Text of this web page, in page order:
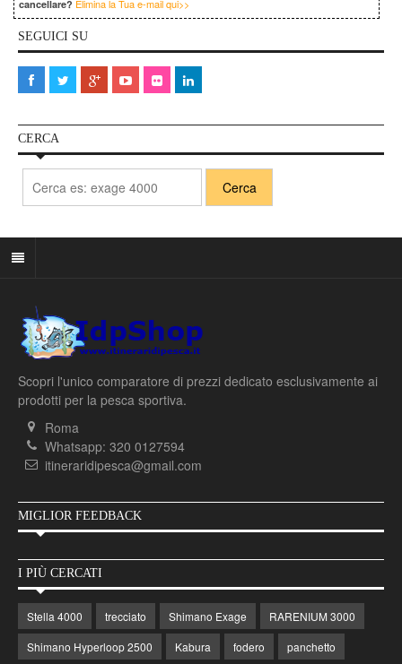
cancellare? Elimina la Tua e-mail qui>>
SEGUICI SU
CERCA
Scopri l'unico comparatore di prezzi dedicato esclusivamente ai
prodotti per la pesca sportiva.
Roma
Whatsapp: 320 0127594
itineraridipesca@gmail.com
MIGLIOR FEEDBACK
I PIÙ CERCATI
Stella 4000 trecciato Shimano Exage
RARENIUM 3000
Shimano Hyperloop 2500
Kabura fodero panchetto